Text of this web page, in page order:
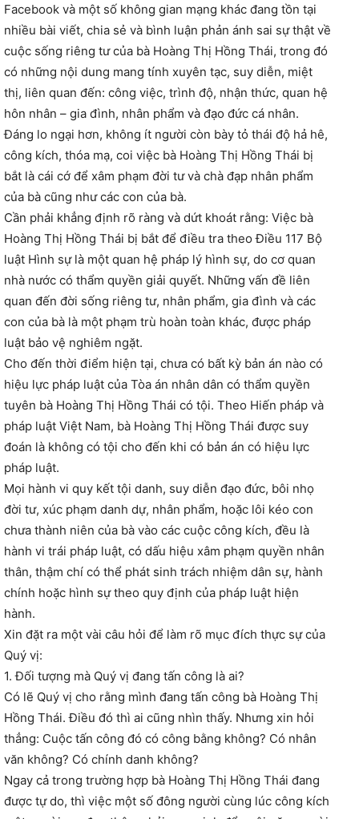
Facebook và một số không gian mạng khác đang tồn tại
nhiều bài viết, chia sẻ và bình luận phản ánh sai sự thật về
cuộc sống riêng tư của bà Hoàng Thị Hồng Thái, trong đó
có những nội dung mang tính xuyên tạc, suy diễn, miệt
thị, liên quan đến: công việc, trình độ, nhận thức, quan hệ
hôn nhân – gia đình, nhân phẩm và đạo đức cá nhân.
Đáng lo ngại hơn, không ít người còn bày tỏ thái độ hả hê,
công kích, thóa mạ, coi việc bà Hoàng Thị Hồng Thái bị
bắt là cái cớ để xâm phạm đời tư và chà đạp nhân phẩm
của bà cũng như các con của bà.
Cần phải khẳng định rõ ràng và dứt khoát rằng: Việc bà
Hoàng Thị Hồng Thái bị bắt để điều tra theo Điều 117 Bộ
luật Hình sự là một quan hệ pháp lý hình sự, do cơ quan
nhà nước có thẩm quyền giải quyết. Những vấn đề liên
quan đến đời sống riêng tư, nhân phẩm, gia đình và các
con của bà là một phạm trù hoàn toàn khác, được pháp
luật bảo vệ nghiêm ngặt.
Cho đến thời điểm hiện tại, chưa có bất kỳ bản án nào có
hiệu lực pháp luật của Tòa án nhân dân có thẩm quyền
tuyên bà Hoàng Thị Hồng Thái có tội. Theo Hiến pháp và
pháp luật Việt Nam, bà Hoàng Thị Hồng Thái được suy
đoán là không có tội cho đến khi có bản án có hiệu lực
pháp luật.
Mọi hành vi quy kết tội danh, suy diễn đạo đức, bôi nhọ
đời tư, xúc phạm danh dự, nhân phẩm, hoặc lôi kéo con
chưa thành niên của bà vào các cuộc công kích, đều là
hành vi trái pháp luật, có dấu hiệu xâm phạm quyền nhân
thân, thậm chí có thể phát sinh trách nhiệm dân sự, hành
chính hoặc hình sự theo quy định của pháp luật hiện
hành.
Xin đặt ra một vài câu hỏi để làm rõ mục đích thực sự của
Quý vị:
1. Đối tượng mà Quý vị đang tấn công là ai?
Có lẽ Quý vị cho rằng mình đang tấn công bà Hoàng Thị
Hồng Thái. Điều đó thì ai cũng nhìn thấy. Nhưng xin hỏi
thẳng: Cuộc tấn công đó có công bằng không? Có nhân
văn không? Có chính danh không?
Ngay cả trong trường hợp bà Hoàng Thị Hồng Thái đang
được tự do, thì việc một số đông người cùng lúc công kích